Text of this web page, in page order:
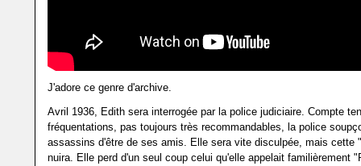
J'adore ce genre d'archive.
Avril 1936, Edith sera interrogée par la police judiciaire. Compte
fréquentations, pas toujours très recommandables, la police
assassins d'être de ses amis. Elle sera vite disculpée, mais cette
nuira. Elle perd d'un seul coup celui qu'elle appelait familièrement